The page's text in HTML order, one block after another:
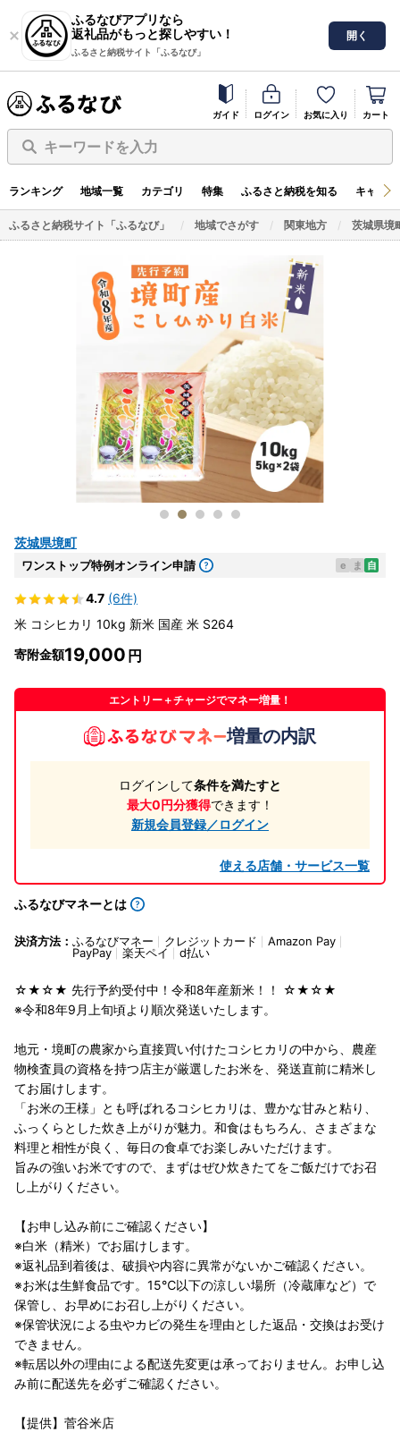
ふるなびアプリなら
返礼品がもっと探しやすい！
ふるさと納税サイト「ふるなび」
開く
ガイド ログイン お気に入り カート
キーワードを入力
ランキング 地域一覧 カテゴリ 特集 ふるさと納税を知る キャン
ふるさと納税サイト「ふるなび」 地域でさがす 関東地方 茨城県境
茨城県境町
ワンストップ特例オンライン申請 e ま 自
4.7 (6件)
米 コシヒカリ 10kg 新米 国産 米 S264
寄附金額19,000
エントリー＋チャージでマネー増量！
増量の内訳
ログインして条件を満たすと
最大0円分獲得できます！
新規会員登録／ログイン
使える店舗・サービス一覧
ふるなびマネーとは
決済方法： ふるなびマネー クレジットカード
Amazon Pay
PayPay
楽天ペイ d払い
☆★☆★ 先行予約受付中！令和8年産新米！！ ☆★☆★
※令和8年9月上旬頃より順次発送いたします。
地元・境町の農家から直接買い付けたコシヒカリの中から、農産
物検査員の資格を持つ店主が厳選したお米を、発送直前に精米し
てお届けします。
「お米の王様」とも呼ばれるコシヒカリは、豊かな甘みと粘り、
ふっくらとした炊き上がりが魅力。和食はもちろん、さまざまな
料理と相性が良く、毎日の食卓でお楽しみいただけます。
旨みの強いお米ですので、まずはぜひ炊きたてをご飯だけでお召
し上がりください。
【お申し込み前にご確認ください】
※白米（精米）でお届けします。
※返礼品到着後は、破損や内容に異常がないかご確認ください。
※お米は生鮮食品です。15℃以下の涼しい場所（冷蔵庫など）で
保管し、お早めにお召し上がりください。
※保管状況による虫やカビの発生を理由とした返品・交換はお受け
できません。
※転居以外の理由による配送先変更は承っておりません。お申し込
み前に配送先を必ずご確認ください。
【提供】菅谷米店